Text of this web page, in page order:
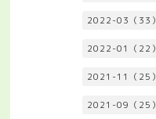
2022-03（33）
2022-01（22）
2021-11（25）
2021-09（25）